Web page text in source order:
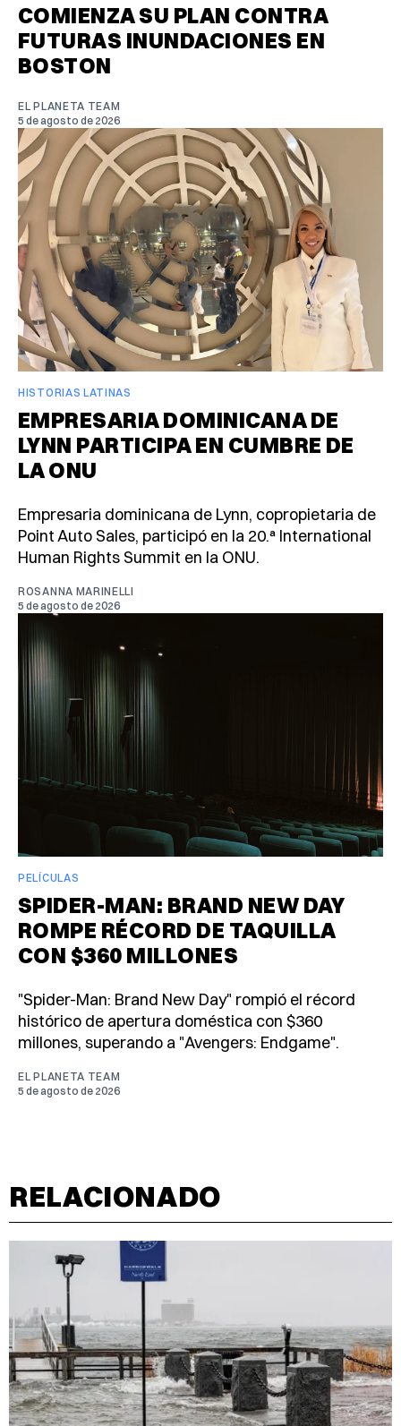
COMIENZA SU PLAN CONTRA
FUTURAS INUNDACIONES EN
BOSTON
EL PLANETA TEAM
5 de agosto de 2026
HISTORIAS LATINAS
EMPRESARIA DOMINICANA DE
LYNN PARTICIPA EN CUMBRE DE
LA ONU
Empresaria dominicana de Lynn, copropietaria de
Point Auto Sales, participó en la 20.ª International
Human Rights Summit en la ONU.
ROSANNA MARINELLI
5 de agosto de 2026
PELÍCULAS
SPIDER-MAN: BRAND NEW DAY
ROMPE RÉCORD DE TAQUILLA
CON $360 MILLONES
"Spider-Man: Brand New Day" rompió el récord
histórico de apertura doméstica con $360
millones, superando a "Avengers: Endgame".
EL PLANETA TEAM
5 de agosto de 2026
RELACIONADO